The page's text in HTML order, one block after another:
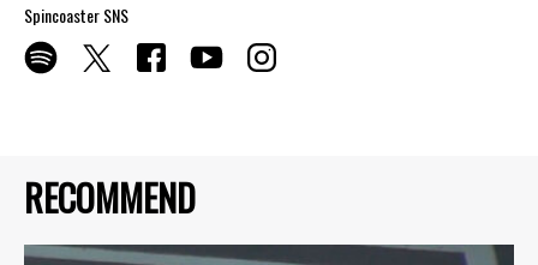
RECOMMEND
Spincoaster SNS